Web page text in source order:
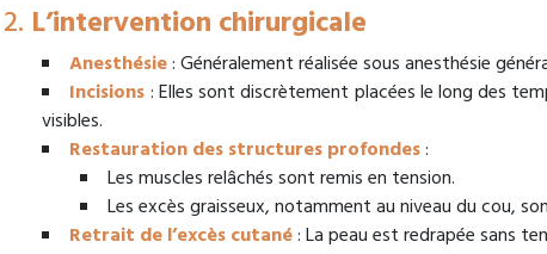
2. L’intervention chirurgicale
Anesthésie: Généralement réalisée sous anesthésie
Incisions: Elles sont discrètement placées le long des
visibles.
Restauration des structures profondes:
Les muscles relâchés sont remis en tension.
Les excès graisseux, notamment au niveau du cou,
Retrait de l’excès cutané: La peau est redrapée sans